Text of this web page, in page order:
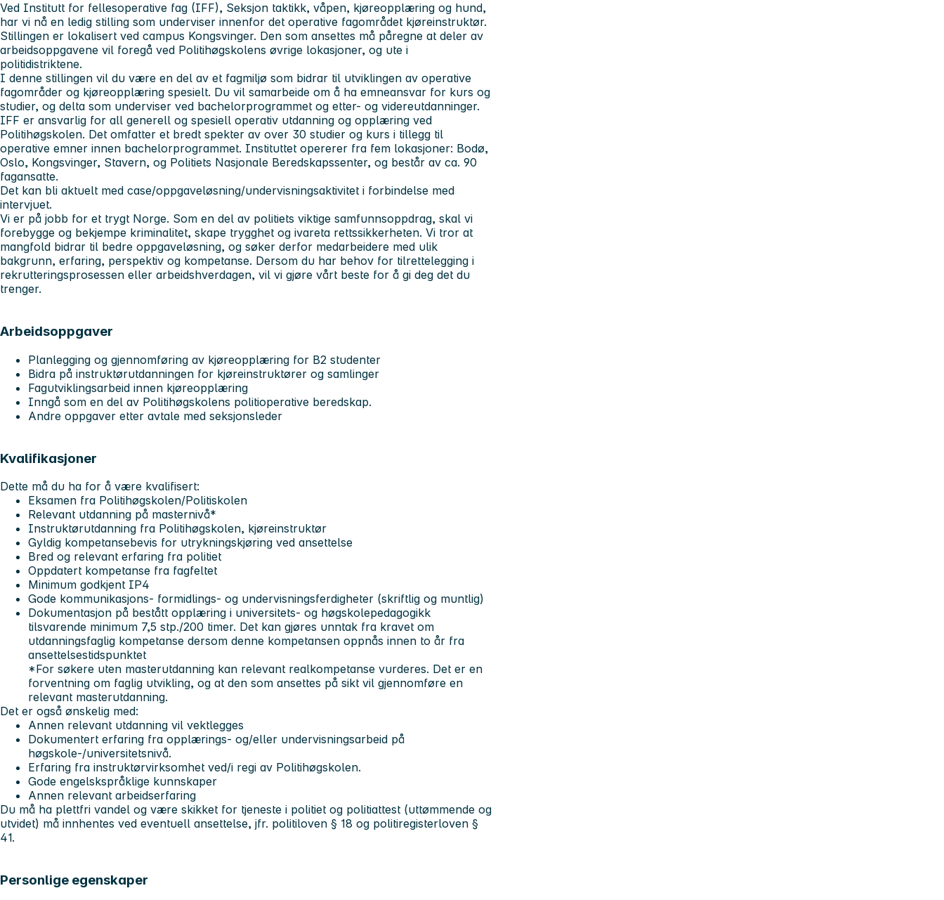
Ved Institutt for fellesoperative fag (IFF), Seksjon taktikk, våpen, kjøreopplæring og hund,
har vi nå en ledig stilling som underviser innenfor det operative fagområdet kjøreinstruktør.
Stillingen er lokalisert ved campus Kongsvinger. Den som ansettes må påregne at deler av
arbeidsoppgavene vil foregå ved Politihøgskolens øvrige lokasjoner, og ute i
politidistriktene.
I denne stillingen vil du være en del av et fagmiljø som bidrar til utviklingen av operative
fagområder og kjøreopplæring spesielt. Du vil samarbeide om å ha emneansvar for kurs og
studier, og delta som underviser ved bachelorprogrammet og etter- og videreutdanninger.
IFF er ansvarlig for all generell og spesiell operativ utdanning og opplæring ved
Politihøgskolen. Det omfatter et bredt spekter av over 30 studier og kurs i tillegg til
operative emner innen bachelorprogrammet. Instituttet opererer fra fem lokasjoner: Bodø,
Oslo, Kongsvinger, Stavern, og Politiets Nasjonale Beredskapssenter, og består av ca. 90
fagansatte.
Det kan bli aktuelt med case/oppgaveløsning/undervisningsaktivitet i forbindelse med
intervjuet.
Vi er på jobb for et trygt Norge. Som en del av politiets viktige samfunnsoppdrag, skal vi
forebygge og bekjempe kriminalitet, skape trygghet og ivareta rettssikkerheten. Vi tror at
mangfold bidrar til bedre oppgaveløsning, og søker derfor medarbeidere med ulik
bakgrunn, erfaring, perspektiv og kompetanse. Dersom du har behov for tilrettelegging i
rekrutteringsprosessen eller arbeidshverdagen, vil vi gjøre vårt beste for å gi deg det du
trenger.
Arbeidsoppgaver
Planlegging og gjennomføring av kjøreopplæring for B2 studenter
Bidra på instruktørutdanningen for kjøreinstruktører og samlinger
Fagutviklingsarbeid innen kjøreopplæring
Inngå som en del av Politihøgskolens politioperative beredskap.
Andre oppgaver etter avtale med seksjonsleder
Kvalifikasjoner
Dette må du ha for å være kvalifisert:
Eksamen fra Politihøgskolen/Politiskolen
Relevant utdanning på masternivå*
Instruktørutdanning fra Politihøgskolen, kjøreinstruktør
Gyldig kompetansebevis for utrykningskjøring ved ansettelse
Bred og relevant erfaring fra politiet
Oppdatert kompetanse fra fagfeltet
Minimum godkjent IP4
Gode kommunikasjons- formidlings- og undervisningsferdigheter (skriftlig og muntlig)
Dokumentasjon på bestått opplæring i universitets- og høgskolepedagogikk
tilsvarende minimum 7,5 stp./200 timer. Det kan gjøres unntak fra kravet om
utdanningsfaglig kompetanse dersom denne kompetansen oppnås innen to år fra
ansettelsestidspunktet
*For søkere uten masterutdanning kan relevant realkompetanse vurderes. Det er en
forventning om faglig utvikling, og at den som ansettes på sikt vil gjennomføre en
relevant masterutdanning.
Det er også ønskelig med:
Annen relevant utdanning vil vektlegges
Dokumentert erfaring fra opplærings- og/eller undervisningsarbeid på
høgskole-/universitetsnivå.
Erfaring fra instruktørvirksomhet ved/i regi av Politihøgskolen.
Gode engelskspråklige kunnskaper
Annen relevant arbeidserfaring
Du må ha plettfri vandel og være skikket for tjeneste i politiet og politiattest (uttømmende og
utvidet) må innhentes ved eventuell ansettelse, jfr. politiloven § 18 og politiregisterloven §
41.
Personlige egenskaper